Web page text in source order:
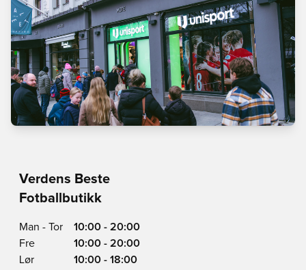
Verdens Beste
Fotballbutikk
Man - Tor
10:00 - 20:00
Fre
10:00 - 20:00
Lør
10:00 - 18:00